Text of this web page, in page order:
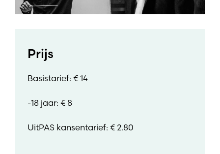
Prijs
Basistarief: € 14
-18 jaar: € 8
UitPAS kansentarief: € 2.80